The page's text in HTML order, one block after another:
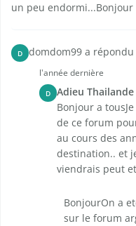
un peu endormi...Bonjour
D domdom99 a
l'année dernière
D Adieu Thailande
Bonjour a
de ce forum
au cours des
destination.. et
viendrais peut
BonjourOn a
sur le forum